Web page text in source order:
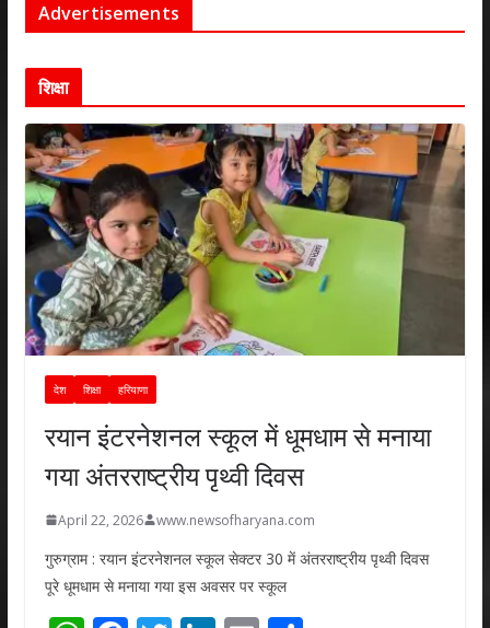
Advertisements
शिक्षा
देश शिक्षा हरियाणा
रयान इंटरनेशनल स्कूल में धूमधाम से मनाया
गया अंतरराष्ट्रीय पृथ्वी दिवस
April 22, 2026 www.newsofharyana.com
गुरुग्राम : रयान इंटरनेशनल स्कूल सेक्टर 30 में अंतरराष्ट्रीय पृथ्वी दिवस
पूरे धूमधाम से मनाया गया इस अवसर पर स्कूल